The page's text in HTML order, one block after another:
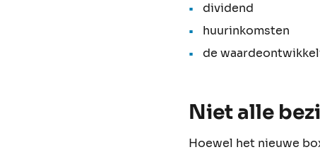
dividend
huurinkomsten
de
Niet alle
Hoewel het nieuwe